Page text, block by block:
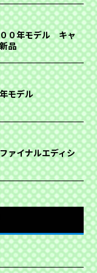
０年モデル キャ
品
モデル
イナルエディシ